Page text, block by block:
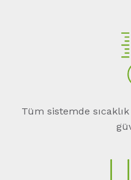
Tüm sistemde